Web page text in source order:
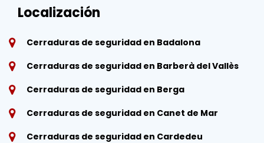
Localización
Cerraduras de seguridad en Badalona
Cerraduras de seguridad en Barberà del Vallès
Cerraduras de seguridad en Berga
Cerraduras de seguridad en Canet de Mar
Cerraduras de seguridad en Cardedeu